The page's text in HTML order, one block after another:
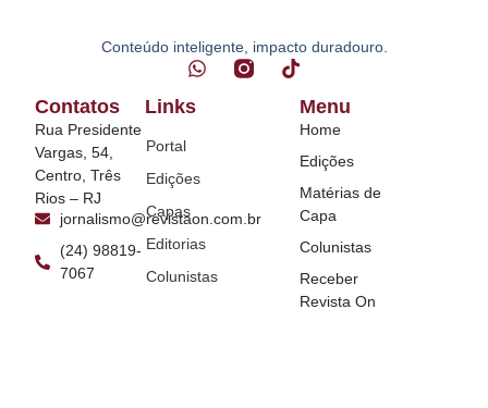
Conteúdo inteligente, impacto duradouro.
Links
Portal
Edições
Capas
Editorias
Colunistas
Menu
Home
Edições
Matérias de
Capa
Colunistas
Receber
Revista On
Contatos
Rua Presidente
Vargas, 54,
Centro, Três
Rios – RJ
jornalismo@revistaon.com.br
(24) 98819-
7067